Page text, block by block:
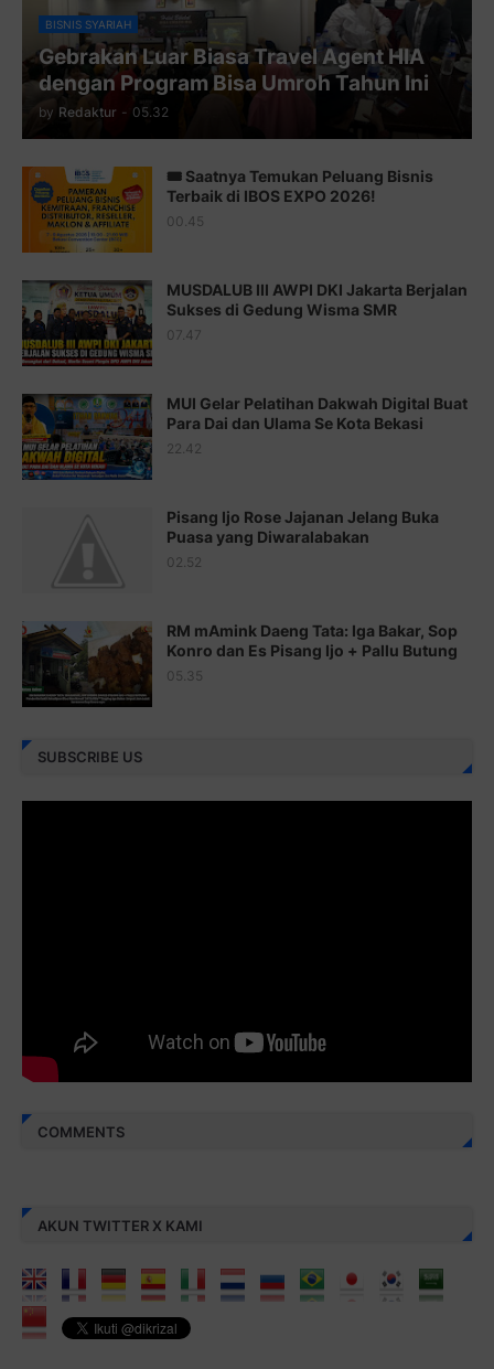
Juz 10 ⇨http://j.mp/2bHfyUH
Juz 11 ⇨http://j.mp/2bHf80y
Juz 13 ⇨http://j.mp/2bFTiKQ
Juz 14 ⇨http://j.mp/2b8SUTA
Juz 15 ⇨http://j.mp/2bFRQIM
Juz 17 ⇨http://j.mp/2brHsFz
Juz 18 ⇨http://j.mp/2b8SCfc
Juz 19 ⇨http://j.mp/2bFSq95
Juz 20 ⇨http://j.mp/2brI1zc
Juz 21 ⇨http://j.mp/2b8VcBO
http://j.mp/2bFRxNP
http://j.mp/2brItxm
Juz 25 ⇨http://j.mp/2brImlf
Juz 26 ⇨http://j.mp/2bFRHF2
BISNIS SYARIAH
Gebrakan Luar Biasa Travel Agent HIA
dengan Program Bisa Umroh Tahun Ini
by Redaktur - 05.32
🎟️ Saatnya Temukan Peluang Bisnis
Terbaik di IBOS EXPO 2026!
00.45
MUSDALUB III AWPI DKI Jakarta Berjalan
Sukses di Gedung Wisma SMR
07.47
MUI Gelar Pelatihan Dakwah Digital Buat
Para Dai dan Ulama Se Kota Bekasi
22.42
Pisang Ijo Rose Jajanan Jelang Buka
Puasa yang Diwaralabakan
02.52
RM mAmink Daeng Tata: Iga Bakar, Sop
Konro dan Es Pisang Ijo + Pallu Butung
05.35
SUBSCRIBE US
COMMENTS
AKUN TWITTER X KAMI